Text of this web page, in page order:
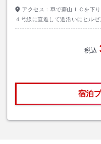
アクセス： 車で蒜山ＩＣを下
４号線に直進して道沿いにヒル
ります
税込
宿泊